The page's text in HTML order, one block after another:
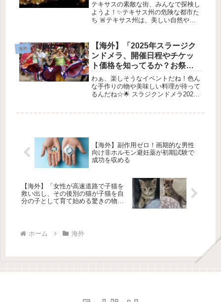
テキサスの素敵な街、みんなで探検し
ようよ！✨テキサス州の危険な都市た
ち 🚨テキサス州は、美しい自然や豊
でいることも事実です。🌄⚠️1. ヒュー
ストン 🏙️ヒューストンは、テ...
海外
【海外】「2025年スラージク
ンドメラ、開催日程やチケッ
ト価格を知ってるか？お祭り
好き集合！」
わぁ、楽しそうなイベントだね！色ん
な手作りの物や美味しい料理が待って
るんだね☆🌟 スラジクンドメラ2025
【海外】副作用ゼロ！画期的な男性
向け非ホルモン避妊薬が初期試験で
成功を収める
【海外】「女性が高速道路で子猫を
救い出し、その後別の猫が子猫を自
分の子として育て始める驚きの物
ホーム 海外